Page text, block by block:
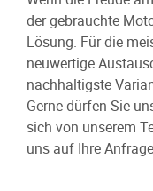
der gebrauchte
Lösung. Für die
neuwertige
nachhaltigste
Gerne dürfen Sie
sich von unserem
uns auf Ihre